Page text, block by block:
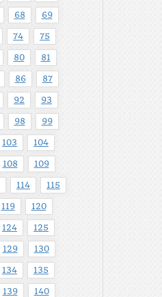
68 69
74 75
80 81
86 87
92 93
98 99
103 104
108 109
114 115
119 120
124 125
129 130
134 135
139 140